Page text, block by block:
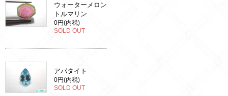
ウォーターメロン
トルマリン
0円(内税)
SOLD OUT
アパタイト
0円(内税)
SOLD OUT